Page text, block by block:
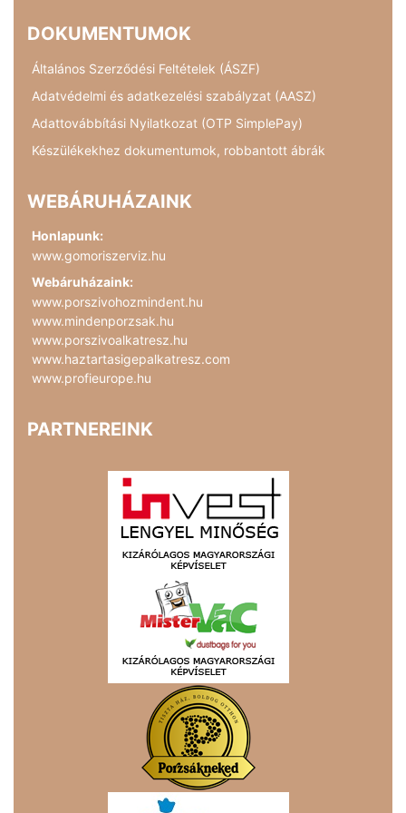
DOKUMENTUMOK
Általános Szerződési Feltételek (ÁSZF)
Adatvédelmi és adatkezelési szabályzat (AASZ)
Adattovábbítási Nyilatkozat (OTP SimplePay)
Készülékekhez dokumentumok, robbantott ábrák
WEBÁRUHÁZAINK
Honlapunk:
www.gomoriszerviz.hu
Webáruházaink:
www.porszivohozmindent.hu
www.mindenporzsak.hu
www.porszivoalkatresz.hu
www.haztartasigepalkatresz.com
www.profieurope.hu
PARTNEREINK